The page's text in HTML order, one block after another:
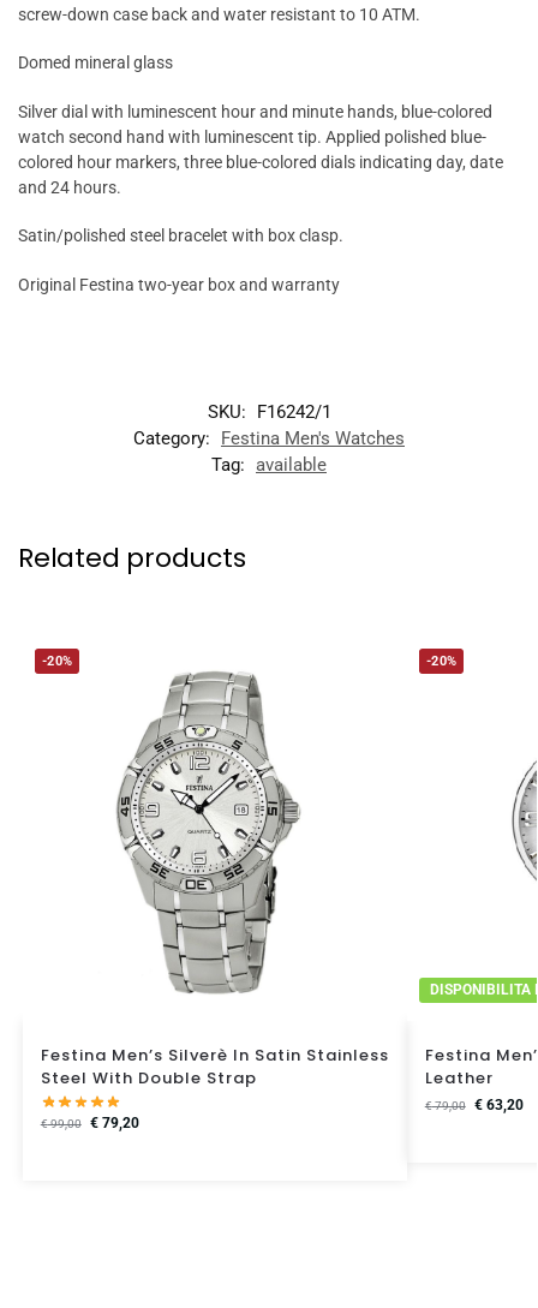
screw-down case back and water resistant to 10 ATM.
Domed mineral glass
Silver dial with luminescent hour and minute hands, blue-colored
watch second hand with luminescent tip. Applied polished blue-
colored hour markers, three blue-colored dials indicating day, date
and 24 hours.
Satin/polished steel bracelet with box clasp.
Original Festina two-year box and warranty
SKU:
F16242/1
Category:
Festina Men's Watches
Tag: available
Related products
-20%
Festina Men’s Silverè In Satin Stainless
Steel With Double Strap
€99,00 €79,20
-20%
DISPONIBILITA
Festina
Leather
€79,00 €63,20